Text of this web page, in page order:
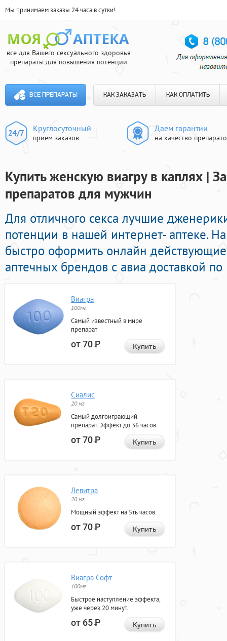
Мы принимаем заказы 24 часа в сутки!
все для Вашего сексуального здоровья
препараты для повышения потенции
ВСЕ ПРЕПАРАТЫ КАК ЗАКАЗАТЬ КАК ОПЛАТИТЬ
Круглосуточный
прием заказов
Даем гарантии
на качество
Купить женскую виагру в каплях |
препаратов для мужчин
Для отличного секса лучшие
потенции в нашей интернет- аптеке.
быстро оформить онлайн действующие
аптечных брендов с авиа доставкой
Виагра
100мг
Самый известный в мире
препарат
от 70Р Купить
Сиалис
20 мг
Самый долгоиграющий
препарат. Эффект до 36 часов.
от 70Р Купить
Левитра
20 мг
Мощный эффект на 5ть часов.
от 70Р Купить
Виагра Софт
100мг
Быстрое наступление эффекта,
уже через 20 минут.
от 65Р Купить